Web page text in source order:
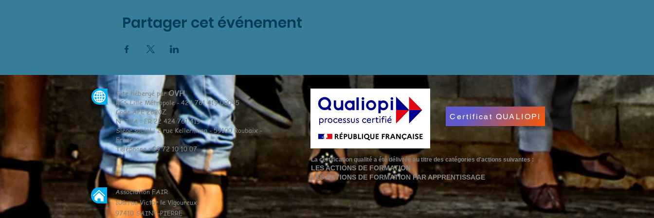
Partager cet événement
Site hébergé parOVH
RCS Lille Métropole - 424 761 419 00045
Code APE 2620Z
N° TVA : FR 22 424 761 419
Siège social : 2 rue Kellermann - 59100 Roubaix -
France
Téléphone : 09 72 10 10 07
Association FAIR
106 rue Victor le Vigoureux
97410 SAINT-PIERRE
La certification qualité a été délivrée au titre des catégories d'actions suivantes :
LES ACTIONS DE FORMATION
LES ACTIONS DE FORMATION PAR APPRENTISSAGE
Certificat QUALIOPI